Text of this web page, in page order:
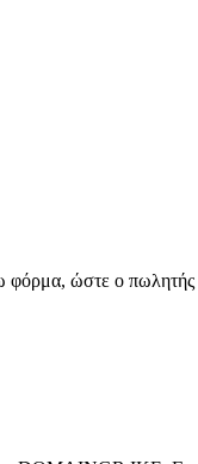
ώστε ο πωλητής